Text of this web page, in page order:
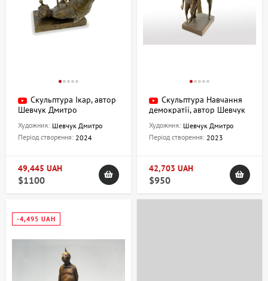
Скульптура Ікар, автор
Шевчук Дмитро
Художник: Шевчук Дмитро
Період створення: 2024
49,445 UAH
$1100
Скульптура Навчання
демократії, автор Шевчук
Художник: Шевчук Дмитро
Період створення: 2023
42,703 UAH
$950
-4,495 UAH